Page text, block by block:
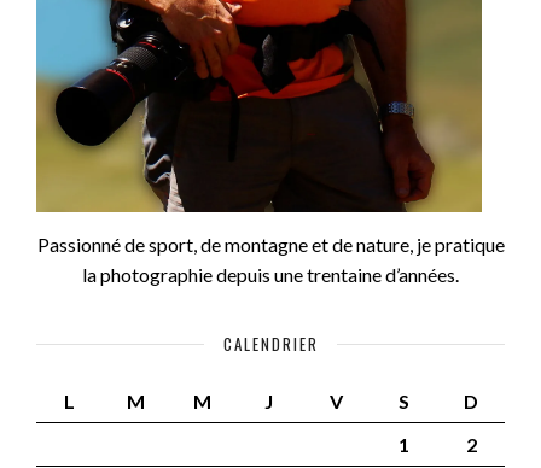
Passionné de sport, de montagne et de nature, je pratique
la photographie depuis une trentaine d’années.
CALENDRIER
L M M J V S
D
1
2